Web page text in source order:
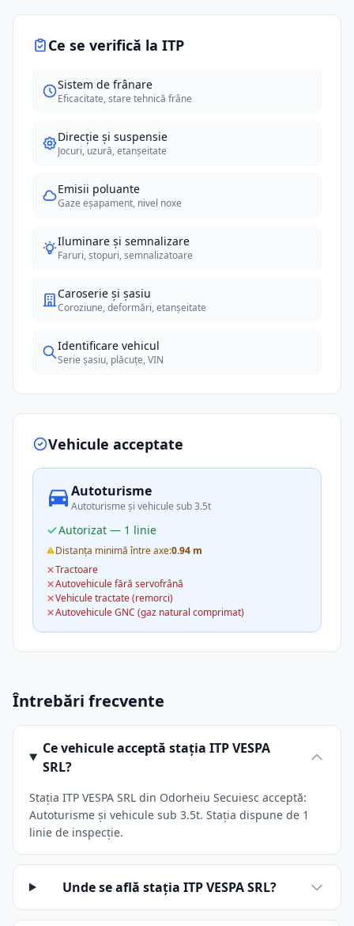
Ce se verifică la ITP
Sistem de frânare
Eficacitate, stare tehnică frâne
Direcție și suspensie
Jocuri, uzură, etanșeitate
Emisii poluante
Gaze eșapament, nivel noxe
Iluminare și semnalizare
Faruri, stopuri, semnalizatoare
Caroserie și șasiu
Coroziune, deformări, etanșeitate
Identificare vehicul
Serie șasiu, plăcuțe, VIN
Vehicule acceptate
Autoturisme
Autoturisme și vehicule sub 3.5t
Autorizat — 1 linie
Distanța minimă între axe:0.94 m
Tractoare
Autovehicule fără servofrână
Vehicule tractate (remorci)
Autovehicule GNC (gaz natural comprimat)
Întrebări frecvente
Ce vehicule acceptă stația ITP VESPA
SRL?
Stația ITP VESPA SRL din Odorheiu Secuiesc acceptă:
Autoturisme și vehicule sub 3.5t. Stația dispune de 1
linie de inspecție.
Unde se află stația ITP VESPA SRL?